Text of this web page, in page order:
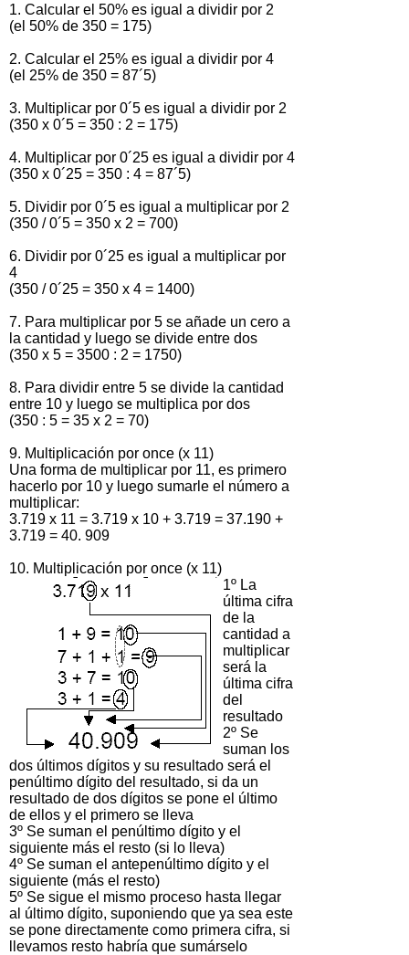
1. Calcular el 50% es igual a dividir por 2
(el 50% de 350 = 175)
2. Calcular el 25% es igual a dividir por 4
(el 25% de 350 = 87´5)
3. Multiplicar por 0´5 es igual a dividir por 2
(350 x 0´5 = 350 : 2 = 175)
4. Multiplicar por 0´25 es igual a dividir por 4
(350 x 0´25 = 350 : 4 = 87´5)
5. Dividir por 0´5 es igual a multiplicar por 2
(350 / 0´5 = 350 x 2 = 700)
6. Dividir por 0´25 es igual a multiplicar por
4
(350 / 0´25 = 350 x 4 = 1400)
7. Para multiplicar por 5 se añade un cero a
la cantidad y luego se divide entre dos
(350 x 5 = 3500 : 2 = 1750)
8. Para dividir entre 5 se divide la cantidad
entre 10 y luego se multiplica por dos
(350 : 5 = 35 x 2 = 70)
9. Multiplicación por once (x 11)
Una forma de multiplicar por 11, es primero
hacerlo por 10 y luego sumarle el número a
multiplicar:
3.719 x 11 = 3.719 x 10 + 3.719 = 37.190 +
3.719 = 40. 909
10. Multiplicación por once (x 11)
1º La
última cifra
de la
cantidad a
multiplicar
será la
última cifra
del
resultado
2º Se
suman los
dos últimos dígitos y su resultado será el
penúltimo dígito del resultado, si da un
resultado de dos dígitos se pone el último
de ellos y el primero se lleva
3º Se suman el penúltimo dígito y el
siguiente más el resto (si lo lleva)
4º Se suman el antepenúltimo dígito y el
siguiente (más el resto)
5º Se sigue el mismo proceso hasta llegar
al último dígito, suponiendo que ya sea este
se pone directamente como primera cifra, si
llevamos resto habría que sumárselo